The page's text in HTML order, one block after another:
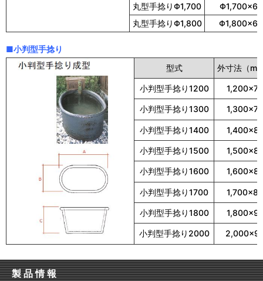
丸型手捻りΦ1,700
丸型手捻りΦ1,800
■小判型手捻り
型式
外寸法（
小判型手捻り1200
小判型手捻り1300
小判型手捻り1400
小判型手捻り1500
小判型手捻り1600
小判型手捻り1700
小判型手捻り1800
小判型手捻り2000
製品情報